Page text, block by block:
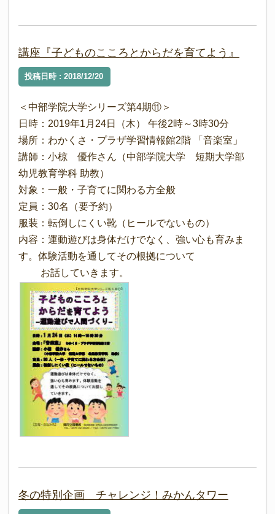
講座『子どものこころとからだを育てよう』
投稿日時 : 2018/12/20
＜中部学院大学シリーズ第4期⑪＞
日時：2019年1月24日（木） 午後2時～3時30分
場所：わかくさ・プラザ学習情報館2階 「音楽室」
講師：小椋 優作さん（中部学院大学 短期大学部
幼児教育学科 助教）
対象：一般・子育てに関わる方全般
定員：30名（要予約）
服装：転倒しにくい靴（ヒールでないもの）
内容：運動遊びは身体だけでなく、強い心も育みま
す。体験活動を通してその根拠について
お話していきます。
冬の特別企画 チャレンジ！みかんタワー